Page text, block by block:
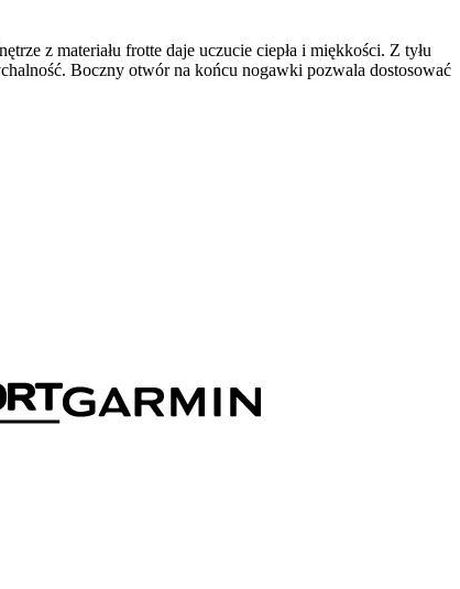
z materiału frotte daje uczucie ciepła i miękkości. Z tyłu
Boczny otwór na końcu nogawki pozwala dostosować